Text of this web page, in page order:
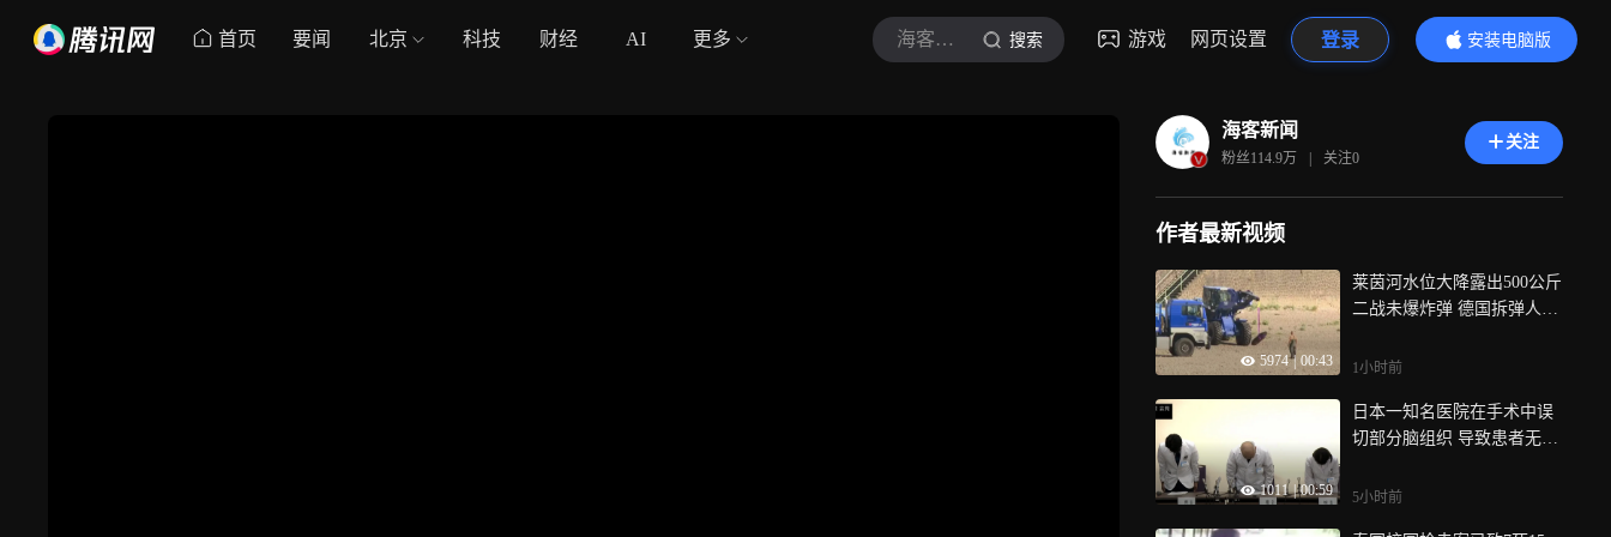
首页 要闻 北京 科技 财经 AI 更多 海客新闻 搜索 游戏 网页设置 登录
安装电脑版
内容更精彩
海客新闻
粉丝114.9万 | 关注0
关注
作者最新视频
5974 | 00:43
莱茵河水位大降露出500公斤
二战未爆炸弹 德国拆弹人员
1小时前
1011 | 00:59
日本一知名医院在手术中误
切部分脑组织 导致患者无法
5小时前